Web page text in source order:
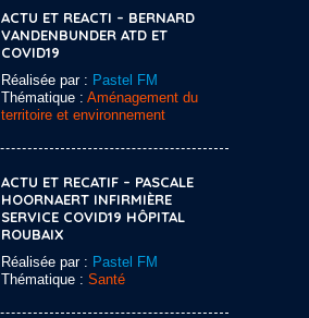
ACTU ET REACTI – BERNARD
VANDENBUNDER ATD ET
COVID19
Réalisée par : Pastel FM
Thématique : Aménagement du
territoire et environnement
ACTU ET RECATIF – PASCALE
HOORNAERT INFIRMIÈRE
SERVICE COVID19 HÔPITAL
ROUBAIX
Réalisée par : Pastel FM
Thématique : Santé